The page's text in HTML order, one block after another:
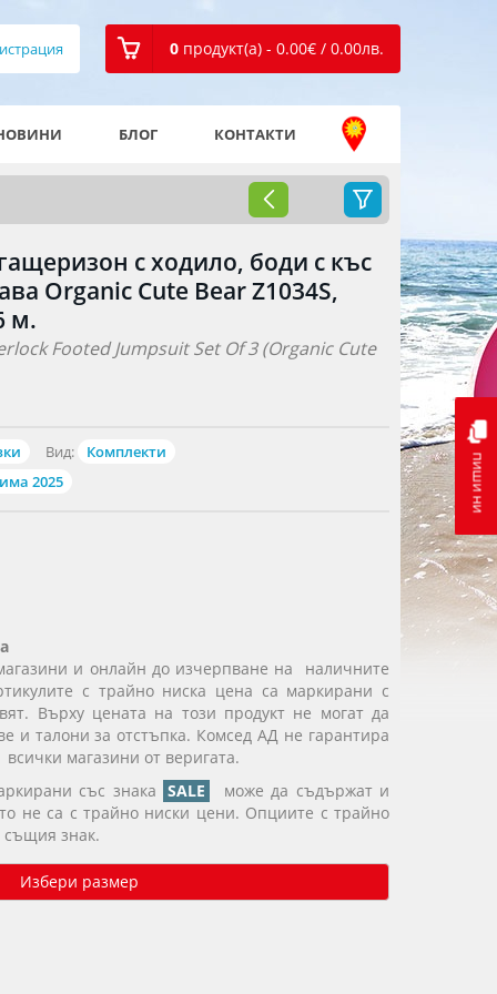
0 продукт(а) - 0.00€ / 0.00лв.
пиши ни
БЛОГ КОНТАКТИ
с ходило, боди с къс
Organic Cute Bear Z1034S,
м.
Footed Jumpsuit Set Of 3 (Organic Cute
Вид:
Комплекти
2025
и онлайн до изчерпване на наличните
с трайно ниска цена са маркирани с
Върху цената на този продукт не могат да
и талони за отстъпка. Комсед АД не гарантира
магазини от веригата.
със знака SALE
може да съдържат и
не са с трайно ниски цени. Опциите с трайно
същия знак.
Избери размер